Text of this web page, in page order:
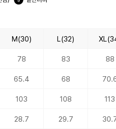
M(30) L(32)
78 83 88
65.4 68
103 108 113
28.7 29.7